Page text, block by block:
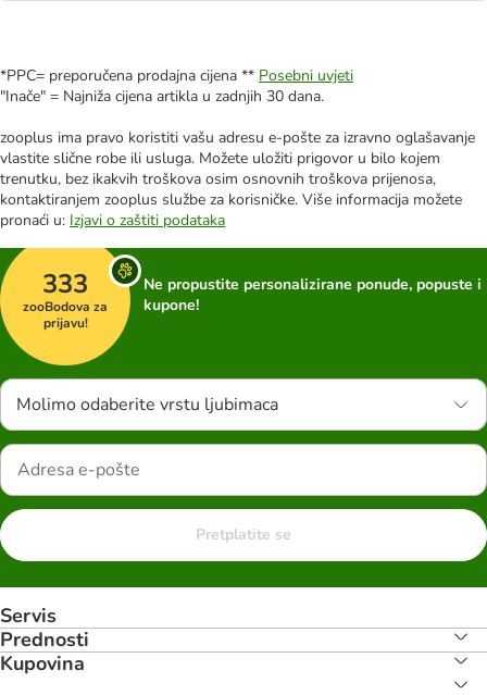
*PPC= preporučena prodajna cijena ** Posebni uvjeti
"Inače" = Najniža cijena artikla u zadnjih 30 dana.
zooplus ima pravo koristiti vašu adresu e-pošte za izravno oglašavanje
vlastite slične robe ili usluga. Možete uložiti prigovor u bilo kojem
trenutku, bez ikakvih troškova osim osnovnih troškova prijenosa,
kontaktiranjem zooplus službe za korisničke. Više informacija možete
pronaći u: Izjavi o zaštiti podataka
333
zooBodova za
prijavu!
Ne propustite personalizirane ponude, popuste i
kupone!
Molimo odaberite vrstu ljubimaca
Pretplatite se
Servis
Prednosti
Kupovina